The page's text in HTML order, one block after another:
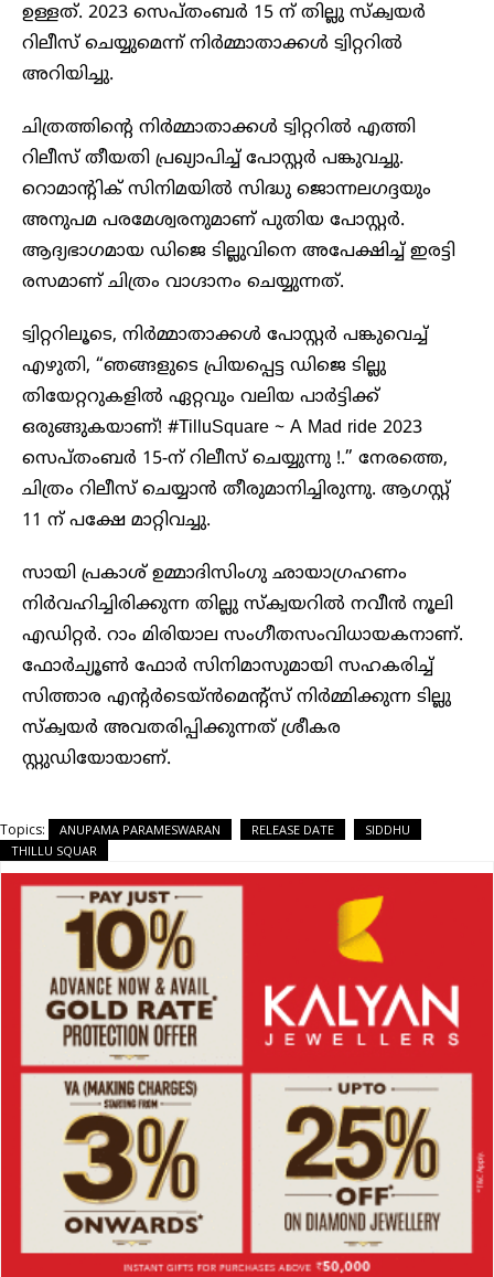
ഉള്ളത്. 2023 സെപ്തംബർ 15 ന് തില്ലു സ്ക്വയർ
റിലീസ് ചെയ്യുമെന്ന് നിർമ്മാതാക്കൾ ട്വിറ്ററിൽ
അറിയിച്ചു.
ചിത്രത്തിന്റെ നിർമ്മാതാക്കൾ ട്വിറ്ററിൽ എത്തി
റിലീസ് തീയതി പ്രഖ്യാപിച്ച് പോസ്റ്റർ പങ്കുവച്ചു.
റൊമാന്റിക് സിനിമയിൽ സിദ്ധു ജൊന്നലഗദ്ദയും
അനുപമ പരമേശ്വരനുമാണ് പുതിയ പോസ്റ്റർ.
ആദ്യഭാഗമായ ഡിജെ ടില്ലുവിനെ അപേക്ഷിച്ച് ഇരട്ടി
രസമാണ് ചിത്രം വാഗ്ദാനം ചെയ്യുന്നത്.
ട്വിറ്ററിലൂടെ, നിർമ്മാതാക്കൾ പോസ്റ്റർ പങ്കുവെച്ച്
എഴുതി, “ഞങ്ങളുടെ പ്രിയപ്പെട്ട ഡിജെ ടില്ലു
തിയേറ്ററുകളിൽ ഏറ്റവും വലിയ പാർട്ടിക്ക്
ഒരുങ്ങുകയാണ്! #TilluSquare ~ A Mad ride 2023
സെപ്തംബർ 15-ന് റിലീസ് ചെയ്യുന്നു !.” നേരത്തെ,
ചിത്രം റിലീസ് ചെയ്യാൻ തീരുമാനിച്ചിരുന്നു. ആഗസ്റ്റ്
11 ന് പക്ഷേ മാറ്റിവച്ചു.
സായി പ്രകാശ് ഉമ്മാദിസിംഗു ഛായാഗ്രഹണം
നിർവഹിച്ചിരിക്കുന്ന തില്ലു സ്‌ക്വയറിൽ നവീൻ നൂലി
എഡിറ്റർ. റാം മിരിയാല സംഗീതസംവിധായകനാണ്.
ഫോർച്യൂൺ ഫോർ സിനിമാസുമായി സഹകരിച്ച്
സിത്താര എന്റർടെയ്ൻമെന്റ്‌സ് നിർമ്മിക്കുന്ന ടില്ലു
സ്‌ക്വയർ അവതരിപ്പിക്കുന്നത് ശ്രീകര
സ്റ്റുഡിയോയാണ്.
Topics: ANUPAMA PARAMESWARAN RELEASE DATE
SIDDHU
THILLU SQUAR